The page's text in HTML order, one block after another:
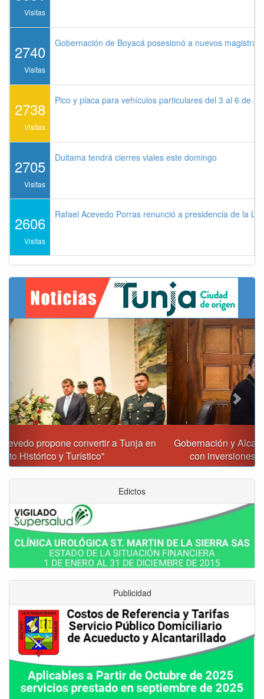
Visitas
2740
Visitas
Gobernación de Boyacá posesionó a nuevos
2738
Visitas
Pico y placa para vehículos particulares del 3 al 6 de
2705
Visitas
Duitama tendrá cierres viales este domingo
2606
Visitas
Rafael Acevedo Porras renunció a presidencia de la
Gobernación y Alcaldía de Tunja revisan 120 proyectos
con inversiones superiores a $385.000 millones
Next
Edictos
Publicidad